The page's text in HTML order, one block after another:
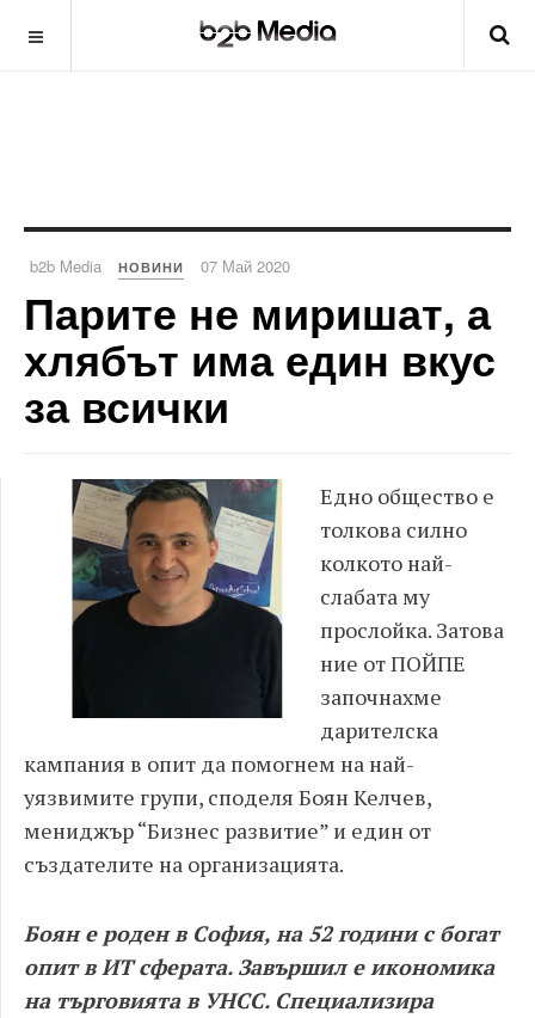
b2b Media НОВИНИ 07 Май 2020
Парите не миришат, а
хлябът има един вкус
за всички
Едно общество е
толкова силно
колкото най-
слабата му
прослойка. Затова
ние от ПОЙПЕ
започнахме
дарителска
кампания в опит да помогнем на най-
уязвимите групи, споделя Боян Келчев,
мениджър “Бизнес развитие” и един от
създателите на организацията.
Боян е роден в София, на 52 години с богат
опит в ИТ сферата. Завършил е икономика
на търговията в УНСС. Специализира